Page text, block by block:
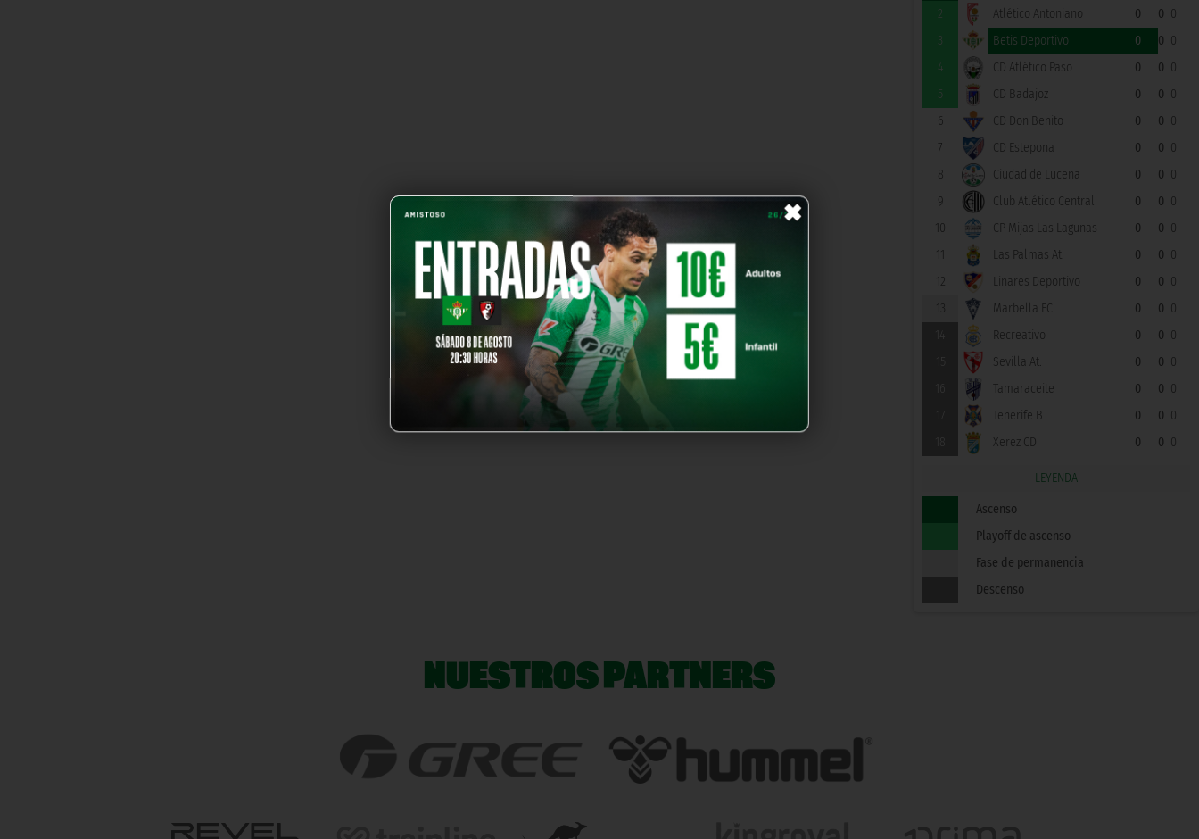
×
2
Atlético Antoniano 0 0 0
3
Betis Deportivo 0 0 0
4
CD Atlético Paso 0 0 0
5
CD Badajoz 0 0 0
6
CD Don Benito 0 0 0
7
CD Estepona 0 0 0
8
Ciudad de Lucena 0 0 0
9
Club Atlético Central 0 0 0
10
CP Mijas Las Lagunas 0 0 0
11
Las Palmas At. 0 0 0
12
Linares Deportivo 0 0 0
13
Marbella FC 0 0 0
Recreativo 0 0 0
Sevilla At. 0 0 0
Tamaraceite 0 0 0
Tenerife B 0 0 0
Xerez CD 0 0 0
LEYENDA
Ascenso
Playoff de ascenso
Fase de permanencia
Descenso
NUESTROS PARTNERS